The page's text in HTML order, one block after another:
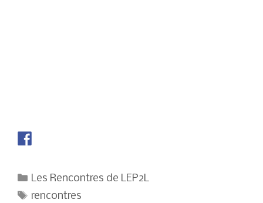
Catégories
Les Rencontres de LEP2L
Étiquettes
rencontres